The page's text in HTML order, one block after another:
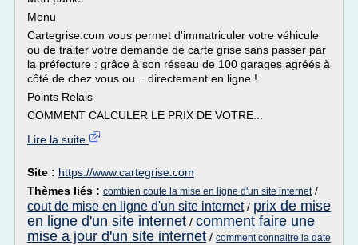
Menu
Cartegrise.com vous permet d'immatriculer votre véhicule
ou de traiter votre demande de carte grise sans passer par
la préfecture : grâce à son réseau de 100 garages agréés à
côté de chez vous ou... directement en ligne !
Points Relais
COMMENT CALCULER LE PRIX DE VOTRE...
Lire la suite
Site : https://www.cartegrise.com
Thèmes liés : combien coute la mise en ligne d'un site internet/
cout de mise en ligne d'un site internet/ prix de mise
en ligne d'un site internet / comment faire une
mise a jour d'un site internet / comment connaitre la date